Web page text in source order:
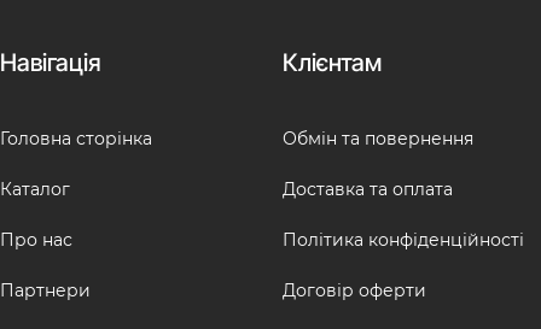
Навігація
Головна сторінка
Каталог
Про нас
Партнери
Клієнтам
Обмін та повернення
Доставка та оплата
Політика конфіденційності
Договір оферти